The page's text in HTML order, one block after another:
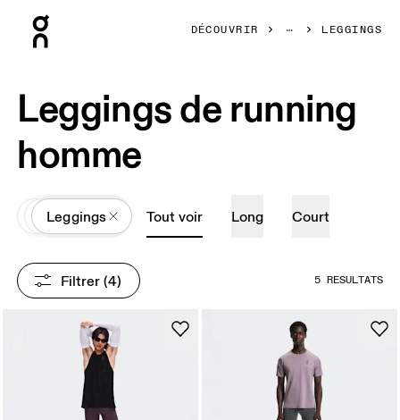
DÉCOUVRIR LEGGINGS
Leggings de running
homme
AllVêtements
Leggings Tout voir Long Court
Filtrer (4) 5 RÉSULTATS